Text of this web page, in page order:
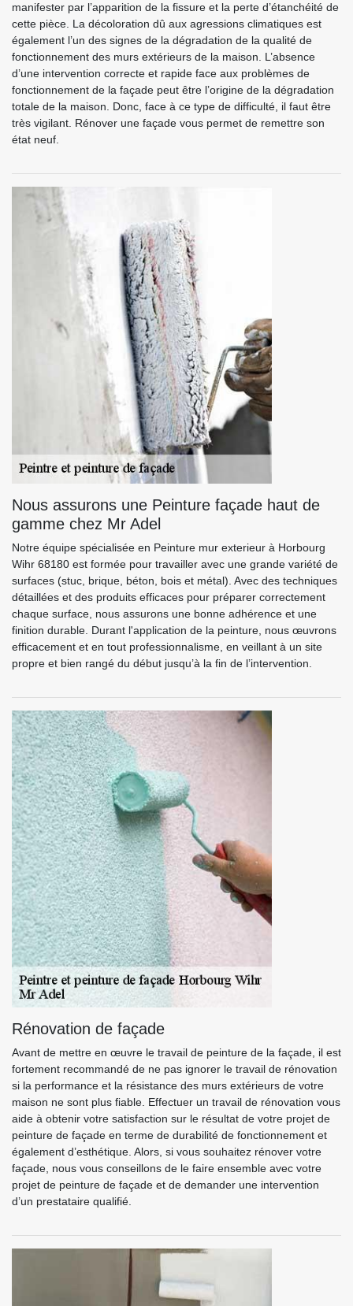
manifester par l’apparition de la fissure et la perte d’étanchéité de
cette pièce. La décoloration dû aux agressions climatiques est
également l’un des signes de la dégradation de la qualité de
fonctionnement des murs extérieurs de la maison. L’absence
d’une intervention correcte et rapide face aux problèmes de
fonctionnement de la façade peut être l’origine de la dégradation
totale de la maison. Donc, face à ce type de difficulté, il faut être
très vigilant. Rénover une façade vous permet de remettre son
état neuf.
Nous assurons une Peinture façade haut de
gamme chez Mr Adel
Notre équipe spécialisée en Peinture mur exterieur à Horbourg
Wihr 68180 est formée pour travailler avec une grande variété de
surfaces (stuc, brique, béton, bois et métal). Avec des techniques
détaillées et des produits efficaces pour préparer correctement
chaque surface, nous assurons une bonne adhérence et une
finition durable. Durant l'application de la peinture, nous œuvrons
efficacement et en tout professionnalisme, en veillant à un site
propre et bien rangé du début jusqu’à la fin de l’intervention.
Rénovation de façade
Avant de mettre en œuvre le travail de peinture de la façade, il est
fortement recommandé de ne pas ignorer le travail de rénovation
si la performance et la résistance des murs extérieurs de votre
maison ne sont plus fiable. Effectuer un travail de rénovation vous
aide à obtenir votre satisfaction sur le résultat de votre projet de
peinture de façade en terme de durabilité de fonctionnement et
également d’esthétique. Alors, si vous souhaitez rénover votre
façade, nous vous conseillons de le faire ensemble avec votre
projet de peinture de façade et de demander une intervention
d’un prestataire qualifié.